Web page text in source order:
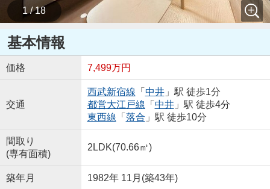
1 / 18
基本情報
価格 7,499万円
交通
西武新宿線 「 中井」駅 徒歩1分
都営大江戸線 「 中井」駅 徒歩4分
東西線 「 落合 」駅 徒歩10分
間取り
(専有面積)
2LDK(70.66㎡)
築年月 1982年 11月(築43年)